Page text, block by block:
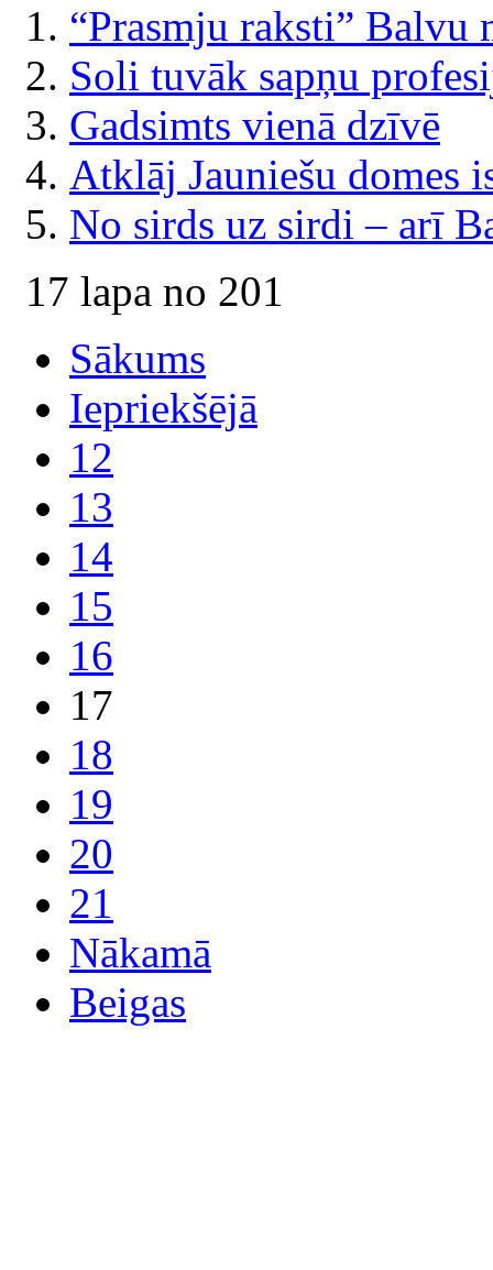
“Prasmju raksti” Balvu
Soli tuvāk sapņu
Gadsimts vienā dzīvē
Atklāj Jauniešu domes
No sirds uz sirdi – arī
17 lapa no 201
Sākums
Iepriekšējā
12
13
14
15
16
17
18
19
20
21
Nākamā
Beigas